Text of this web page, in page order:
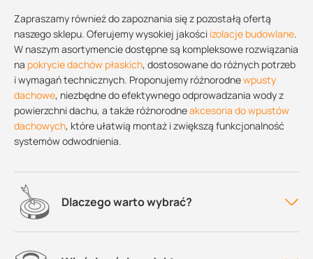
Zapraszamy również do zapoznania się z pozostałą ofertą
naszego sklepu. Oferujemy wysokiej jakości izolacje budowlane.
W naszym asortymencie dostępne są kompleksowe rozwiązania
na pokrycie dachów płaskich, dostosowane do różnych potrzeb
i wymagań technicznych. Proponujemy różnorodnewpusty
dachowe, niezbędne do efektywnego odprowadzania wody z
powierzchni dachu, a także różnorodneakcesoria do wpustów
dachowych, które ułatwią montaż i zwiększą funkcjonalność
systemów odwodnienia.
Dlaczego warto wybrać?